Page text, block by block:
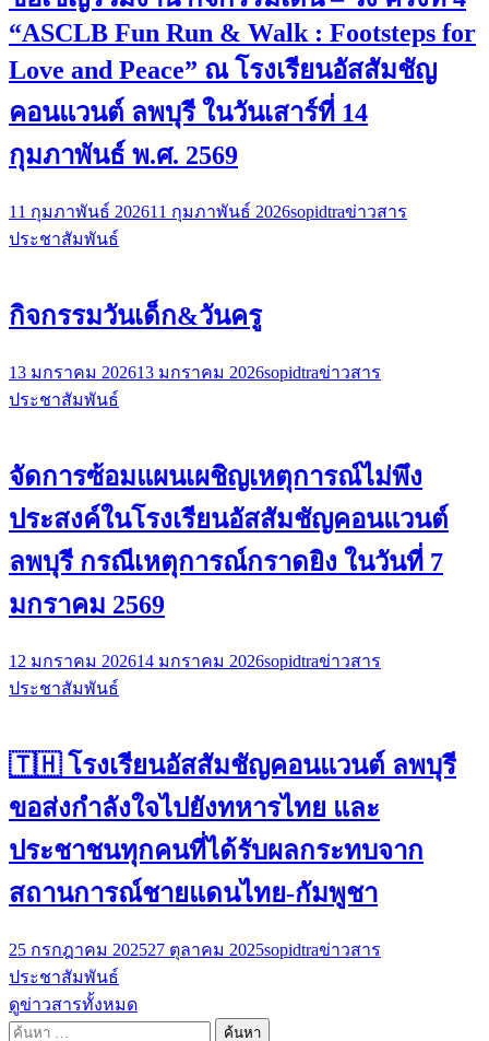
“ASCLB Fun Run & Walk : Footsteps for
Love and Peace” ณ โรงเรียนอัสสัมชัญ
คอนแวนต์ ลพบุรี ในวันเสาร์ที่ 14
กุมภาพันธ์ พ.ศ. 2569
11 กุมภาพันธ์ 202611 กุมภาพันธ์ 2026sopidtraข่าวสาร
ประชาสัมพันธ์
กิจกรรมวันเด็ก&วันครู
13 มกราคม 202613 มกราคม 2026sopidtraข่าวสาร
ประชาสัมพันธ์
จัดการซ้อมแผนเผชิญเหตุการณ์ไม่พึง
ประสงค์ในโรงเรียนอัสสัมชัญคอนแวนต์
ลพบุรี กรณีเหตุการณ์กราดยิง ในวันที่ 7
มกราคม 2569
12 มกราคม 202614 มกราคม 2026sopidtraข่าวสาร
ประชาสัมพันธ์
🇹🇭 โรงเรียนอัสสัมชัญคอนแวนต์ ลพบุรี
ขอส่งกำลังใจไปยังทหารไทย และ
ประชาชนทุกคนที่ได้รับผลกระทบจาก
สถานการณ์ชายแดนไทย-กัมพูชา
25 กรกฎาคม 202527 ตุลาคม 2025sopidtraข่าวสาร
ประชาสัมพันธ์
ดูข่าวสารทั้งหมด
ค้นหา